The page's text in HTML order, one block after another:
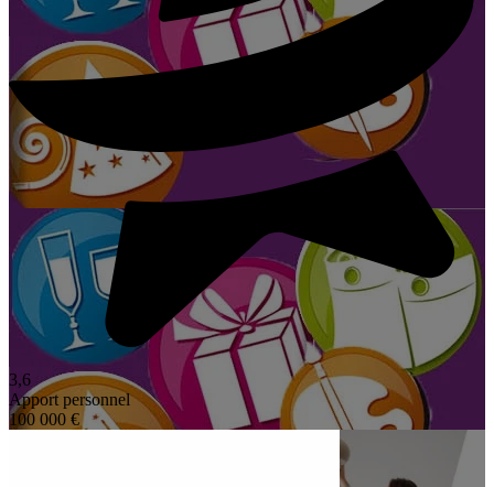
3,6
Apport personnel
100 000 €